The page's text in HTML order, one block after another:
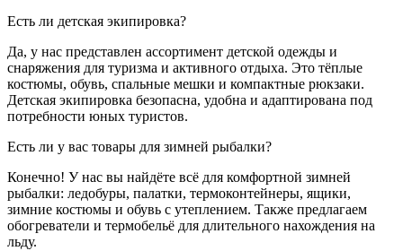
Есть ли детская экипировка?
Да, у нас представлен ассортимент детской одежды и
снаряжения для туризма и активного отдыха. Это тёплые
костюмы, обувь, спальные мешки и компактные рюкзаки.
Детская экипировка безопасна, удобна и адаптирована под
потребности юных туристов.
Есть ли у вас товары для зимней рыбалки?
Конечно! У нас вы найдёте всё для комфортной зимней
рыбалки: ледобуры, палатки, термоконтейнеры, ящики,
зимние костюмы и обувь с утеплением. Также предлагаем
обогреватели и термобельё для длительного нахождения на
льду.